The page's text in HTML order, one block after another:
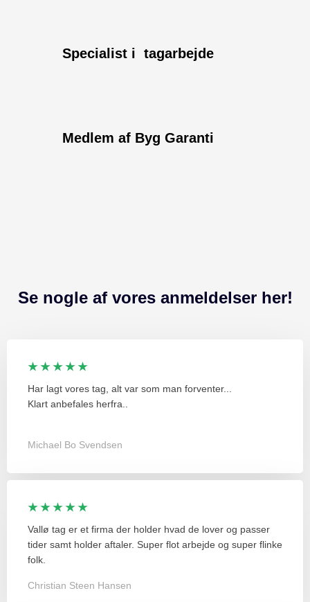
Specialist i tagarbejde
​Medlem af Byg Garanti
Se nogle af vores anmeldelser her!
★ ★ ★ ★ ★
Har lagt vores tag, alt var som man forventer...
Klart anbefales herfra..
Michael Bo Svendsen
★ ★ ★ ★ ★
Vallø tag er et firma der holder hvad de lover og passer
tider samt holder aftaler. Super flot arbejde og super flinke
folk.
Christian Steen Hansen